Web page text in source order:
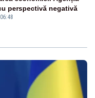
perspectivă negativă